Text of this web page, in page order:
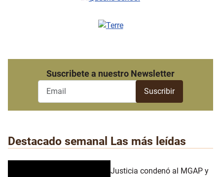
Suscribete a nuestro Newsletter
Destacado semanal Las más leídas
Justicia condenó al MGAP y